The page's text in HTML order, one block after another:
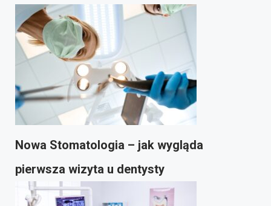
Nowa Stomatologia – jak wygląda
pierwsza wizyta u dentysty